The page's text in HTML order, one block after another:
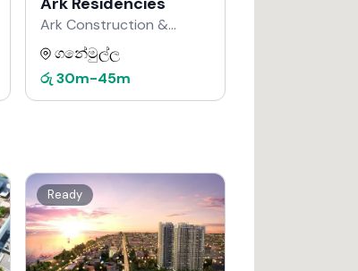
Ark Construction &
Developers වෙතින්
ගනේමුල්ල
රු 30m-45m
Ready